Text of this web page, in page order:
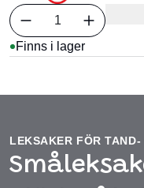
Välj antal
1
Finns i lager
LEKSAKER FÖR